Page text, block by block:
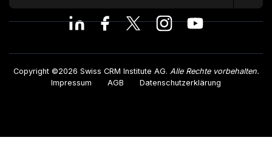
Copyright ©2026 Swiss CRM Institute AG. Alle Rechte vorbehalten.
Impressum
AGB Datenschutzerklärung